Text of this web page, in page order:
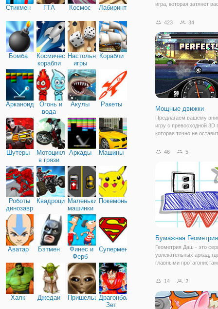
Стикмен ГТА Космос Лабиринты
Бомба
Космические
корабли
Настольные
игры
Корабли
Арканоид
Огонь и
вода
Акулы Ракеты
Шутеры
Мотоциклы
в грязи
Аркады Машины
Роботы
динозавры
КвадроциклыМаленькие
машинки
Покемоны
Аватар Бэтмен
Финес и
Ферб
Супермен
Халк Джедаи ПришельцыДрагонболл
Зет
игра, которая затянет
поле, где под вашим
внутри круга и ваша
423 34
Мощные движки
Предлагаем вашему
игру с превосходной 3D
которая точно не оставит
для вас, ночная жизнь
гонках один на
46 5
Бумажная
Геометрия Даш - это
увлекательных аркад,
главными
В одной из серий игры
Даш" вы будете играть
который путешествует
14 2